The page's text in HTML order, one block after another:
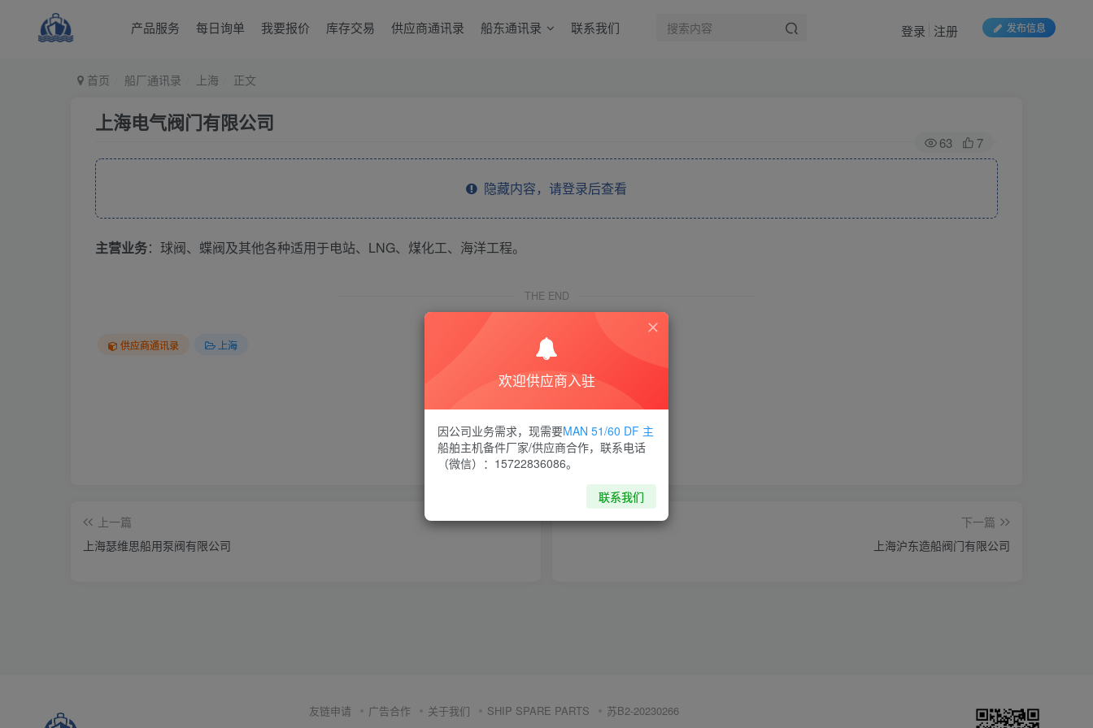
产品服务 每日询单 我要报价 库存交易 供应商通讯录 船东通讯录 联系我们 发布信息
登录 注册
首页 船厂通讯录 上海 正文
上海电气阀门有限公司
63 7
隐藏内容，请登录后查看
主营业务：球阀、蝶阀及其他各种适用于电站、LNG、煤化工、海洋工程。
THE END
供应商通讯录 上海
喜欢就支持一下吧
点赞7 分享 收藏
上一篇
上海瑟维思船用泵阀有限公司
下一篇
上海沪东造船阀门有限公司
友链申请 广告合作 关于我们 SHIP SPARE PARTS 苏B2-20230266
欢迎供应商入驻
因公司业务需求，现需要MAN 51/60 DF 主
船舶主机备件厂家/供应商合作，联系电话
（微信）：15722836086。
联系我们